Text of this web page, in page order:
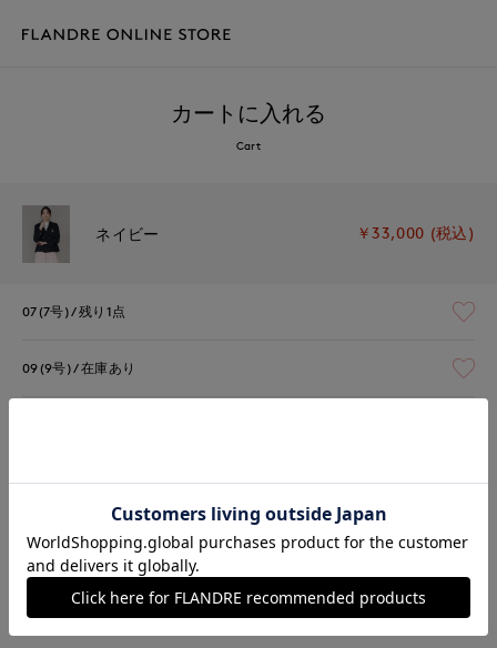
カートに入れる
Cart
ネイビー ￥33,000 (税込)
07(7号) 残り1点
09(9号) 在庫あり